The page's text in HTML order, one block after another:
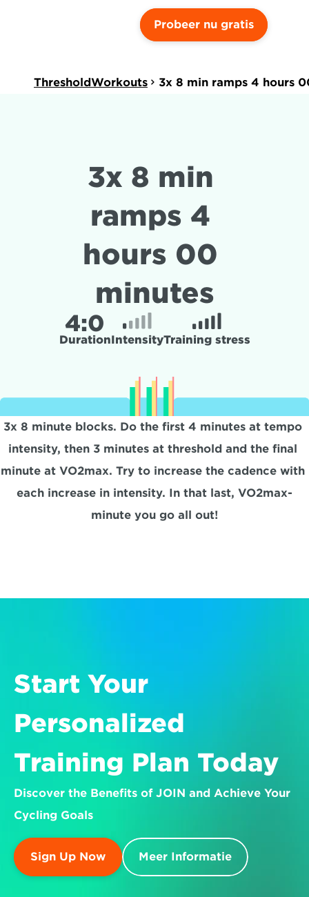
Probeer nu gratis
ThresholdWorkouts 3x 8 min ramps 4 hours
3x 8 min
ramps 4
hours 00
minutes
4:0
DurationIntensityTraining stress
3x 8 minute blocks. Do the first 4 minutes at tempo
intensity, then 3 minutes at threshold and the final
minute at VO2max. Try to increase the cadence with
each increase in intensity. In that last, VO2max-
minute you go all out!
Start Your
Personalized
Training Plan Today
Discover the Benefits of JOIN and Achieve Your
Cycling Goals
Sign Up Now Meer Informatie